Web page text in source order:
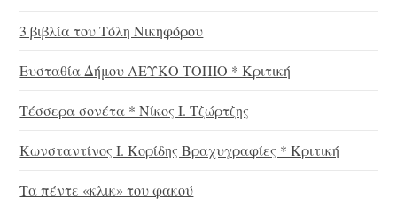
3 βιβλία του Τόλη Νικηφόρου
Ευσταθία Δήμου ΛΕΥΚΟ ΤΟΠΙΟ * Κριτική
Τέσσερα σονέτα * Νίκος Ι. Τζώρτζης
Κωνσταντίνος Ι. Κορίδης Βραχυγραφίες * Κριτική
Τα πέντε «κλικ» του φακού